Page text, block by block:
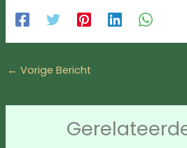
← Vorige Bericht